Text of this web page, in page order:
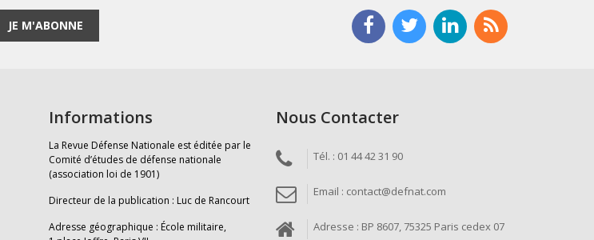
JE M'ABONNE
Informations
La Revue Défense Nationale est éditée par le
Comité d’études de défense nationale
(association loi de 1901)
Directeur de la publication : Luc de Rancourt
Adresse géographique : École militaire,
Nous Contacter
Tél. : 01 44 42 31 90
Email : contact@defnat.com
Adresse : BP 8607, 75325 Paris cedex 07